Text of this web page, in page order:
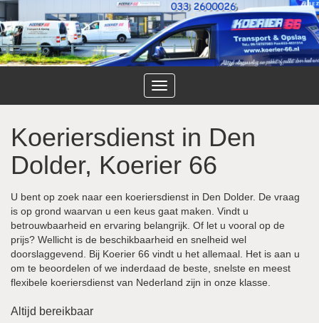
Toggle
navigation
Koeriersdienst in Den
Dolder, Koerier 66
U bent op zoek naar een koeriersdienst in Den Dolder. De vraag
is op grond waarvan u een keus gaat maken. Vindt u
betrouwbaarheid en ervaring belangrijk. Of let u vooral op de
prijs? Wellicht is de beschikbaarheid en snelheid wel
doorslaggevend. Bij Koerier 66 vindt u het allemaal. Het is aan u
om te beoordelen of we inderdaad de beste, snelste en meest
flexibele koeriersdienst van Nederland zijn in onze klasse.
Altijd bereikbaar